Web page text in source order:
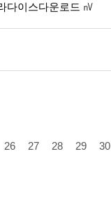
다이스다운로드 ㎵
26 27 28 29 30